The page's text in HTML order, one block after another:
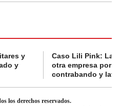
y
y
Caso Lili Pink: La
otra empresa por
contrabando y
los derechos reservados.